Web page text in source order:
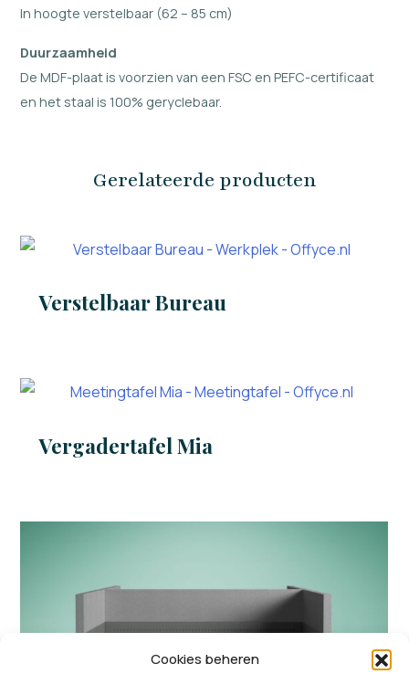
Cookies beheren
In hoogte verstelbaar (62 – 85 cm)
Duurzaamheid
De MDF-plaat is voorzien van een FSC en PEFC-certificaat
en het staal is 100% geryclebaar.
Gerelateerde producten
Verstelbaar Bureau
Vergadertafel Mia